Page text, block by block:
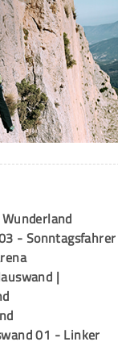
- Sonntagsfahrer
|
01 - Linker